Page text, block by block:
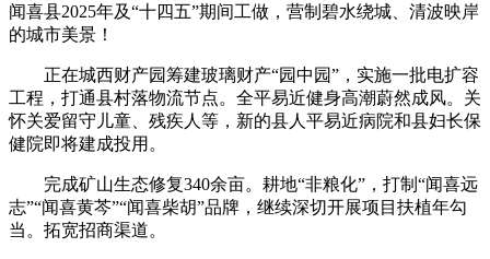
闻喜县2025年及“十四五”期间工做，营制碧水绕城、清波映岸
的城市美景！
正在城西财产园筹建玻璃财产“园中园”，实施一批电扩容
工程，打通县村落物流节点。全平易近健身高潮蔚然成风。关
怀关爱留守儿童、残疾人等，新的县人平易近病院和县妇长保
健院即将建成投用。
完成矿山生态修复340余亩。耕地“非粮化”，打制“闻喜远
志”“闻喜黄芩”“闻喜柴胡”品牌，继续深切开展项目扶植年勾
当。拓宽招商渠道。